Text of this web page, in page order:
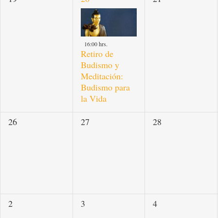
actividad,
16:00 hrs.
Retiro de
Budismo y
Meditación:
Budismo para
la Vida
0
26
0
27
0
28
0
2
0
3
0
4